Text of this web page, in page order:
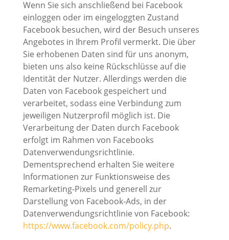
Wenn Sie sich anschließend bei Facebook
einloggen oder im eingeloggten Zustand
Facebook besuchen, wird der Besuch unseres
Angebotes in Ihrem Profil vermerkt. Die über
Sie erhobenen Daten sind für uns anonym,
bieten uns also keine Rückschlüsse auf die
Identität der Nutzer. Allerdings werden die
Daten von Facebook gespeichert und
verarbeitet, sodass eine Verbindung zum
jeweiligen Nutzerprofil möglich ist. Die
Verarbeitung der Daten durch Facebook
erfolgt im Rahmen von Facebooks
Datenverwendungsrichtlinie.
Dementsprechend erhalten Sie weitere
Informationen zur Funktionsweise des
Remarketing-Pixels und generell zur
Darstellung von Facebook-Ads, in der
Datenverwendungsrichtlinie von Facebook:
https://www.facebook.com/policy.php.